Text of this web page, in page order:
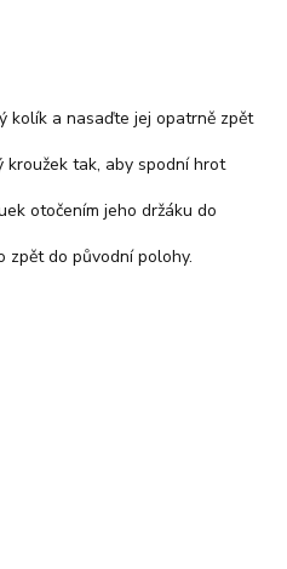
kolík a nasaďte jej opatrně zpět
tak, aby spodní hrot
otočením jeho držáku do
zpět do původní polohy.